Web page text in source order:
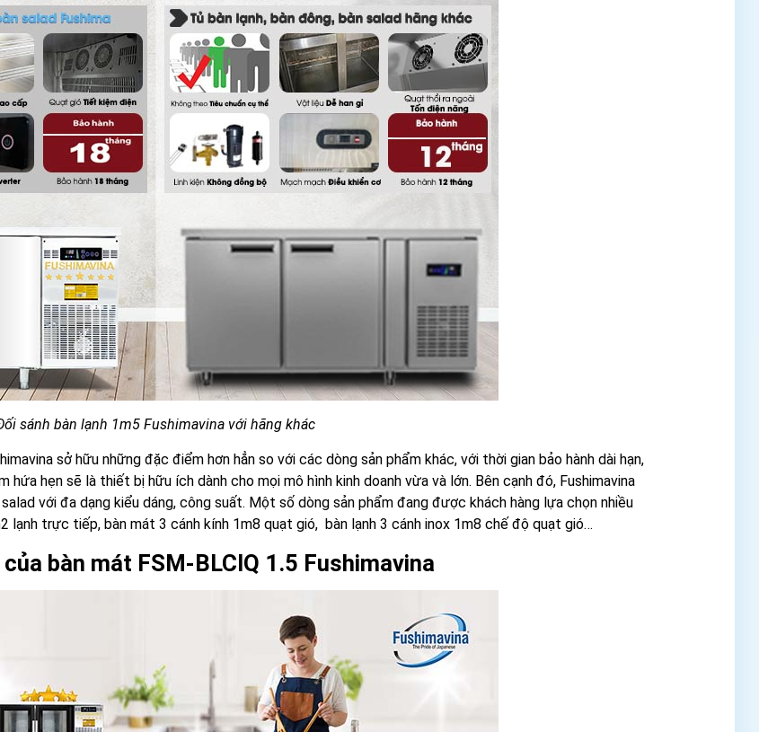
sánh bàn lạnh 1m5 Fushimavina với hãng khác
sở hữu những đặc điểm hơn hẳn so với các dòng sản phẩm khác, với thời gian bảo hành dài hạn,
hẹn sẽ là thiết bị hữu ích dành cho mọi mô hình kinh doanh vừa và lớn. Bên cạnh đó, Fushimavina
với đa dạng kiểu dáng, công suất. Một số dòng sản phẩm đang được khách hàng lựa chọn nhiều
lạnh trực tiếp, bàn mát 3 cánh kính 1m8 quạt gió, bàn lạnh 3 cánh inox 1m8 chế độ quạt gió…
bàn mát FSM-BLCIQ 1.5 Fushimavina